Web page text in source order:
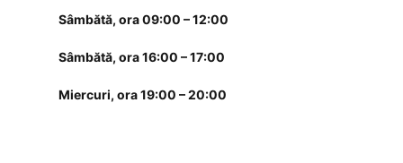
Sâmbătă, ora 09:00 – 12:00
Sâmbătă, ora 16:00 – 17:00
Miercuri, ora 19:00 – 20:00